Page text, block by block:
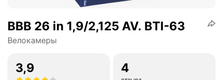
BBB 26 in 1,9/2,125 AV. BTI-63
Велокамеры
3,9 4